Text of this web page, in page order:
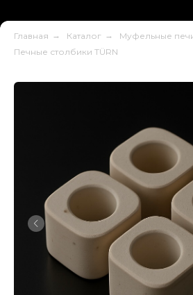
Главная → Каталог → Муфельные
Печные столбики TÜRN